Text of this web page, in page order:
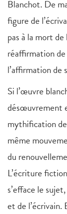
Blanchot. De
figure de
pas à la mort
réaffirmation
l’affirmation de
Si l’œuvre
désœuvrement
mythification
même
du
L’écriture
s’efface le
et de